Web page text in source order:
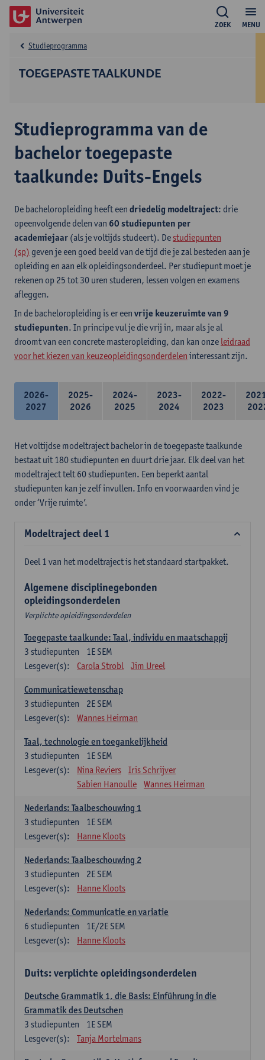
MENU
ZOEK
TOEGEPASTE TAALKUNDE
Studieprogramma
Studieprogramma van de
bachelor toegepaste
taalkunde: Duits-Engels
De bacheloropleiding heeft een driedelig modeltraject: drie
opeenvolgende delen van 60 studiepunten per
academiejaar (als je voltijds studeert). De studiepunten
(sp) geven je een goed beeld van de tijd die je zal besteden aan je
opleiding en aan elk opleidingsonderdeel. Per studiepunt moet je
rekenen op 25 tot 30 uren studeren, lessen volgen en examens
afleggen.
In de bacheloropleiding is er een vrije keuzeruimte van 9
studiepunten. In principe vul je die vrij in, maar als je al
droomt van een concrete masteropleiding, dan kan onze leidraad
voor het kiezen van keuzeopleidingsonderdelen interessant zijn.
2026-
2027
2025-
2026
2024-
2025
2023-
2024
2022-
2023
Het voltijdse modeltraject bachelor in de toegepaste taalkunde
bestaat uit 180 studiepunten en duurt drie jaar. Elk deel van het
modeltraject telt 60 studiepunten. Een beperkt aantal
studiepunten kan je zelf invullen. Info en voorwaarden vind je
onder ‘Vrije ruimte’.
Modeltraject deel 1
Deel 1 van het modeltraject is het standaard startpakket.
Algemene disciplinegebonden
opleidingsonderdelen
Verplichte opleidingsonderdelen
Toegepaste taalkunde: Taal, individu en maatschappij
1E SEM
3 studiepunten
Lesgever(s):
Carola Strobl Jim Ureel
Communicatiewetenschap
2E SEM
3 studiepunten
Lesgever(s):
Wannes Heirman
Taal, technologie en toegankelijkheid
1E SEM
3 studiepunten
Lesgever(s):
Nina Reviers
Iris Schrijver
Sabien Hanoulle
Wannes Heirman
Nederlands: Taalbeschouwing 1
1E SEM
3 studiepunten
Lesgever(s):
Hanne Kloots
Nederlands: Taalbeschouwing 2
2E SEM
3 studiepunten
Lesgever(s):
Hanne Kloots
Nederlands: Communicatie en variatie
1E/2E SEM
6 studiepunten
Lesgever(s):
Hanne Kloots
Duits: verplichte opleidingsonderdelen
Deutsche Grammatik 1, die Basis: Einführung in die
Grammatik des Deutschen
1E SEM
3 studiepunten
Lesgever(s):
Tanja Mortelmans